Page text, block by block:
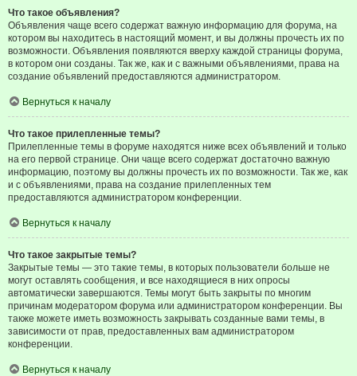
Что такое объявления?
Объявления чаще всего содержат важную информацию для форума, на
котором вы находитесь в настоящий момент, и вы должны прочесть их по
возможности. Объявления появляются вверху каждой страницы форума,
в котором они созданы. Так же, как и с важными объявлениями, права на
создание объявлений предоставляются администратором.
Вернуться к началу
Что такое прилепленные темы?
Прилепленные темы в форуме находятся ниже всех объявлений и только
на его первой странице. Они чаще всего содержат достаточно важную
информацию, поэтому вы должны прочесть их по возможности. Так же, как
и с объявлениями, права на создание прилепленных тем
предоставляются администратором конференции.
Вернуться к началу
Что такое закрытые темы?
Закрытые темы — это такие темы, в которых пользователи больше не
могут оставлять сообщения, и все находящиеся в них опросы
автоматически завершаются. Темы могут быть закрыты по многим
причинам модератором форума или администратором конференции. Вы
также можете иметь возможность закрывать созданные вами темы, в
зависимости от прав, предоставленных вам администратором
конференции.
Вернуться к началу